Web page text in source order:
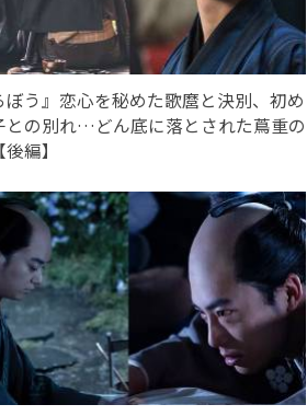
ぼう』恋心を秘めた歌麿と決別、初め
との別れ…どん底に落とされた蔦重の
編】